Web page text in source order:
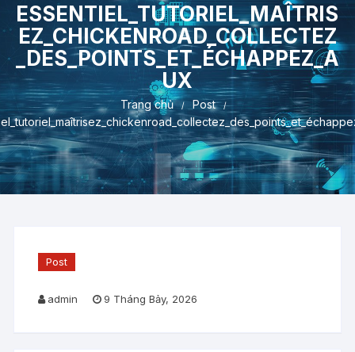
ESSENTIEL_TUTORIEL_MAÎTRIS
EZ_CHICKENROAD_COLLECTEZ
_DES_POINTS_ET_ÉCHAPPEZ_A
UX
Trang chủ
Post
Post
admin 9 Tháng Bảy, 2026